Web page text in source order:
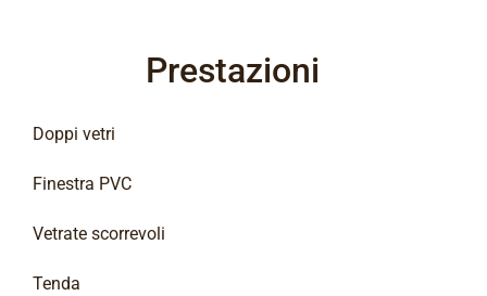
Prestazioni
Doppi vetri
Finestra PVC
Vetrate scorrevoli
Tenda